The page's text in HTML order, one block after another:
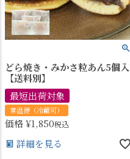
どら焼き・みかさ粒あん5個入
【送料別】
最短出荷対象
常温便（冷蔵可）
価格¥1,850税込
詳細を見る